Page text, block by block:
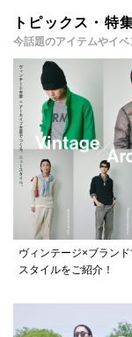
トピックス・特
今話題のアイテムやイ
ヴィンテージ×ブラン
スタイルをご紹介！